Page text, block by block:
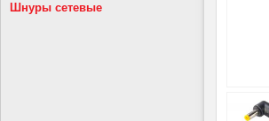
Шнуры сетевые